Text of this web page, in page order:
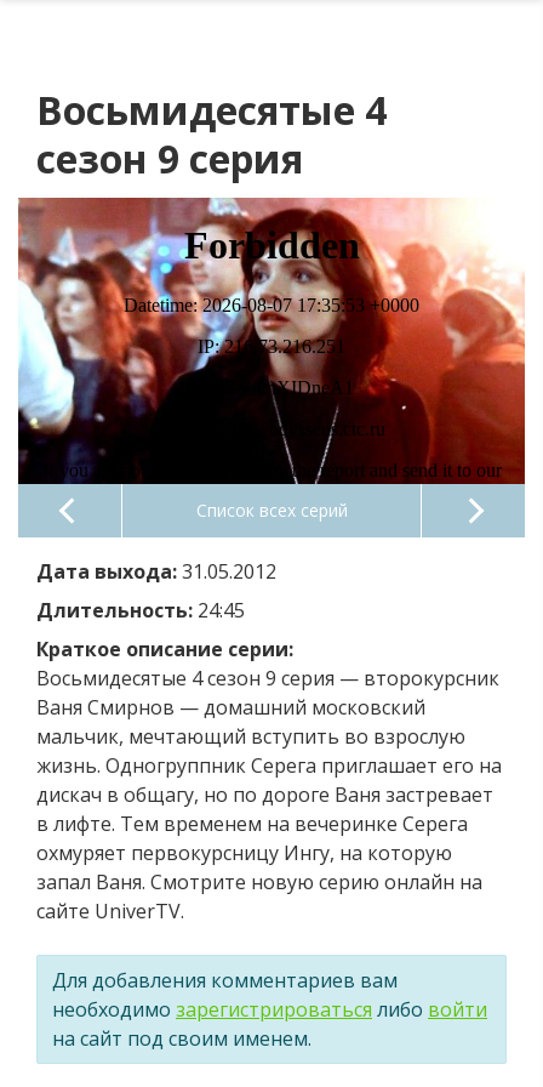
Восьмидесятые 4
сезон 9 серия
Список всех серий
Дата выхода:31.05.2012
Длительность: 24:45
Краткое описание серии:
Восьмидесятые 4 сезон 9 серия — второкурсник
Ваня Смирнов — домашний московский
мальчик, мечтающий вступить во взрослую
жизнь. Одногруппник Серега приглашает его на
дискач в общагу, но по дороге Ваня застревает
в лифте. Тем временем на вечеринке Серега
охмуряет первокурсницу Ингу, на которую
запал Ваня. Смотрите новую серию онлайн на
сайте UniverTV.
Для добавления комментариев вам
необходимо зарегистрироваться либо войти
на сайт под своим именем.